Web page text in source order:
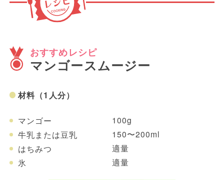
おすすめレシピ
マンゴースムージー
材料（1人分）
マンゴー
100g
牛乳または豆乳
150〜200ml
はちみつ
適量
氷
適量